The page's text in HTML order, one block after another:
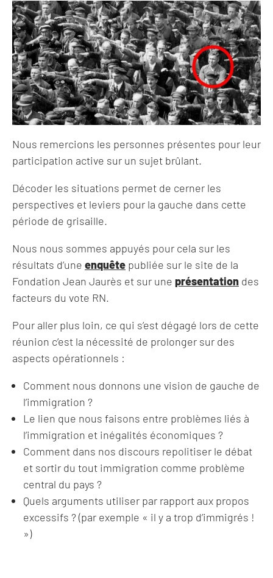
Nous remercions les personnes présentes pour leur
participation active sur un sujet brûlant.
Décoder les situations permet de cerner les
perspectives et leviers pour la gauche dans cette
période de grisaille.
Nous nous sommes appuyés pour cela sur les
résultats d’une enquête publiée sur le site de la
Fondation Jean Jaurès et sur une présentation des
facteurs du vote RN.
Pour aller plus loin, ce qui s’est dégagé lors de cette
réunion c’est la nécessité de prolonger sur des
aspects opérationnels :
Comment nous donnons une vision de gauche de
l’immigration ?
Le lien que nous faisons entre problèmes liés à
l’immigration et inégalités économiques ?
Comment dans nos discours repolitiser le débat
et sortir du tout immigration comme problème
central du pays ?
Quels arguments utiliser par rapport aux propos
excessifs ? (par exemple « il y a trop d’immigrés !
»)